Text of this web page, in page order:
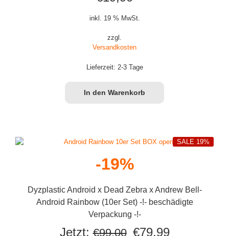
inkl. 19 % MwSt.
zzgl.
Versandkosten
Lieferzeit: 2-3 Tage
In den Warenkorb
-19%
Dyzplastic Android x Dead Zebra x Andrew Bell-
Android Rainbow (10er Set) -!- beschädigte
Verpackung -!-
SALE 19%
Jetzt: €99,00 Ursprünglicher
€79,99Aktueller